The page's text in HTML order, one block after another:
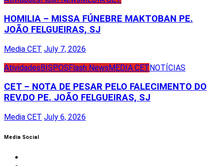
HOMILIA – MISSA FÚNEBRE MAKTOBAN PE.
JOÃO FELGUEIRAS, SJ
Media CET July 7, 2026
AtividadesBISPOSFlash NewsMEDIA CETNOTÍCIAS
CET – NOTA DE PESAR PELO FALECIMENTO DO
REV.DO PE. JOÃO FELGUEIRAS, SJ
Media CET July 6, 2026
Media Social